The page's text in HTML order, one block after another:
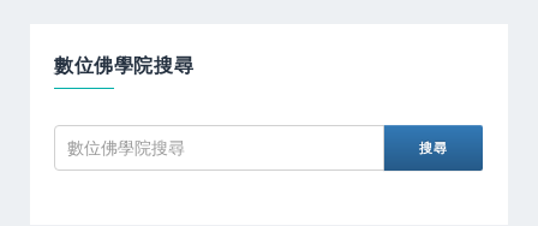
數位佛學院搜尋